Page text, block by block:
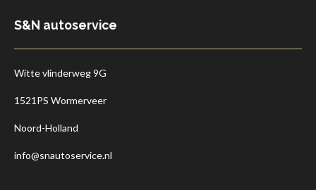
S&N autoservice
Witte vlinderweg 9G
1521PS Wormerveer
Noord-Holland
info@snautoservice.nl